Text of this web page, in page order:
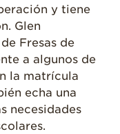
y tiene
Glen
Fresas de
a algunos de
la matrícula
echa una
necesidades